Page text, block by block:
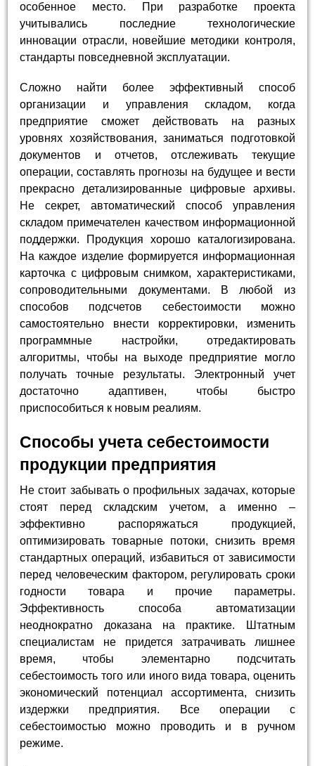
особенное место. При разработке проекта
учитывались последние технологические
инновации отрасли, новейшие методики контроля,
стандарты повседневной эксплуатации.
Сложно найти более эффективный способ
организации и управления складом, когда
предприятие сможет действовать на разных
уровнях хозяйствования, заниматься подготовкой
документов и отчетов, отслеживать текущие
операции, составлять прогнозы на будущее и вести
прекрасно детализированные цифровые архивы.
Не секрет, автоматический способ управления
складом примечателен качеством информационной
поддержки. Продукция хорошо каталогизирована.
На каждое изделие формируется информационная
карточка с цифровым снимком, характеристиками,
сопроводительными документами. В любой из
способов подсчетов себестоимости можно
самостоятельно внести корректировки, изменить
программные настройки, отредактировать
алгоритмы, чтобы на выходе предприятие могло
получать точные результаты. Электронный учет
достаточно адаптивен, чтобы быстро
приспособиться к новым реалиям.
Способы учета себестоимости
продукции предприятия
Не стоит забывать о профильных задачах, которые
стоят перед складским учетом, а именно –
эффективно распоряжаться продукцией,
оптимизировать товарные потоки, снизить время
стандартных операций, избавиться от зависимости
перед человеческим фактором, регулировать сроки
годности товара и прочие параметры.
Эффективность способа автоматизации
неоднократно доказана на практике. Штатным
специалистам не придется затрачивать лишнее
время, чтобы элементарно подсчитать
себестоимость того или иного вида товара, оценить
экономический потенциал ассортимента, снизить
издержки предприятия. Все операции с
себестоимостью можно проводить и в ручном
режиме.